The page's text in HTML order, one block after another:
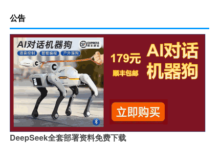
公告
DeepSeek全套部署资料免费下载